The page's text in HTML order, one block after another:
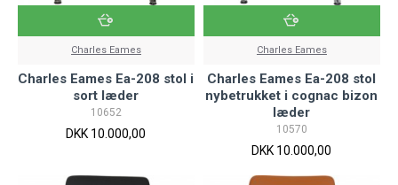
Charles Eames
Charles Eames Ea-208 stol i
sort læder
10652
DKK 10.000,00
Charles Eames
Charles Eames Ea-208 stol
nybetrukket i cognac bizon
læder
10570
DKK 10.000,00